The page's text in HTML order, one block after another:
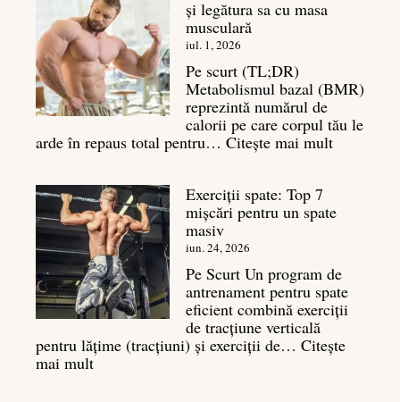
și legătura sa cu masa
musculară
iul. 1, 2026
Pe scurt (TL;DR)
Metabolismul bazal (BMR)
reprezintă numărul de
calorii pe care corpul tău le
arde în repaus total pentru… Citește mai mult:
este
sa
cu
masa
musculară
Exerciții spate: Top 7
mișcări pentru un spate
masiv
iun. 24, 2026
Pe Scurt Un program de
antrenament pentru spate
eficient combină exerciții
de tracțiune verticală
pentru lățime (tracțiuni) și exerciții de… Citește
mai mult: